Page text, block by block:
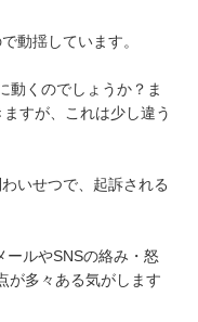
動揺しています。
動くのでしょうか？ま
すが、これは少し違う
いせつで、起訴される
ルやSNSの絡み・怒
が多々ある気がします